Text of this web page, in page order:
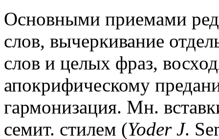
Основными приемами
слов, вычеркивание
слов и целых фраз,
апокрифическому
гармонизация. Мн.
семит. стилем (Yoder J.